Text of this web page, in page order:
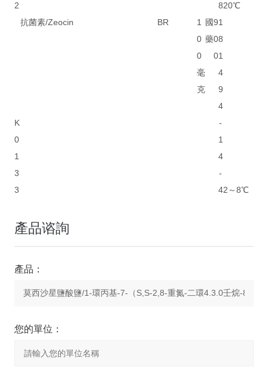
2
820℃
K
0
1
3
3
抗菌素/Zeocin BR
1
0
0
毫
克
國
藥
9
0
0
1
8
1
4
9
4
-
1
4
-
42～8℃
產品谘詢
產品：
您的單位：